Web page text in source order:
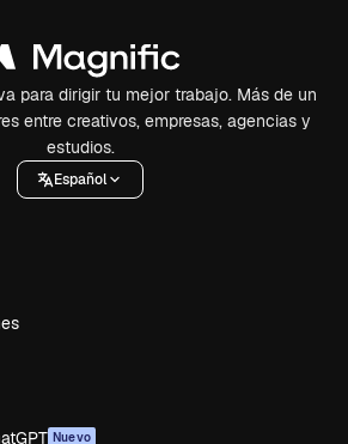
para dirigir tu mejor trabajo. Más de un
entre creativos, empresas, agencias y
estudios.
Español
Nuevo